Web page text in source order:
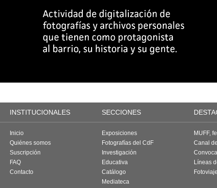
INSTITUCIONALES SECCIONES
Inicio
Quiénes somos
Suscripción
FAQ
Contacto
Exposiciones
Fotografías del CdF
Investigación
Educativa
Catálogo
Mediateca
MUFF,
Canal
Líneas